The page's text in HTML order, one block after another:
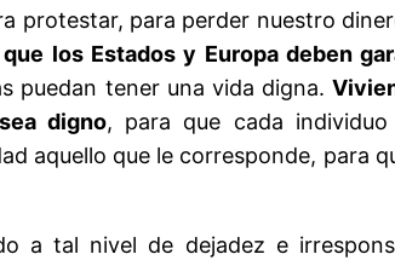
protestar, para perder nuestro
los Estados y Europa deben
puedan tener una vida digna.
digno, para que cada
aquello que le corresponde, para
a tal nivel de dejadez e